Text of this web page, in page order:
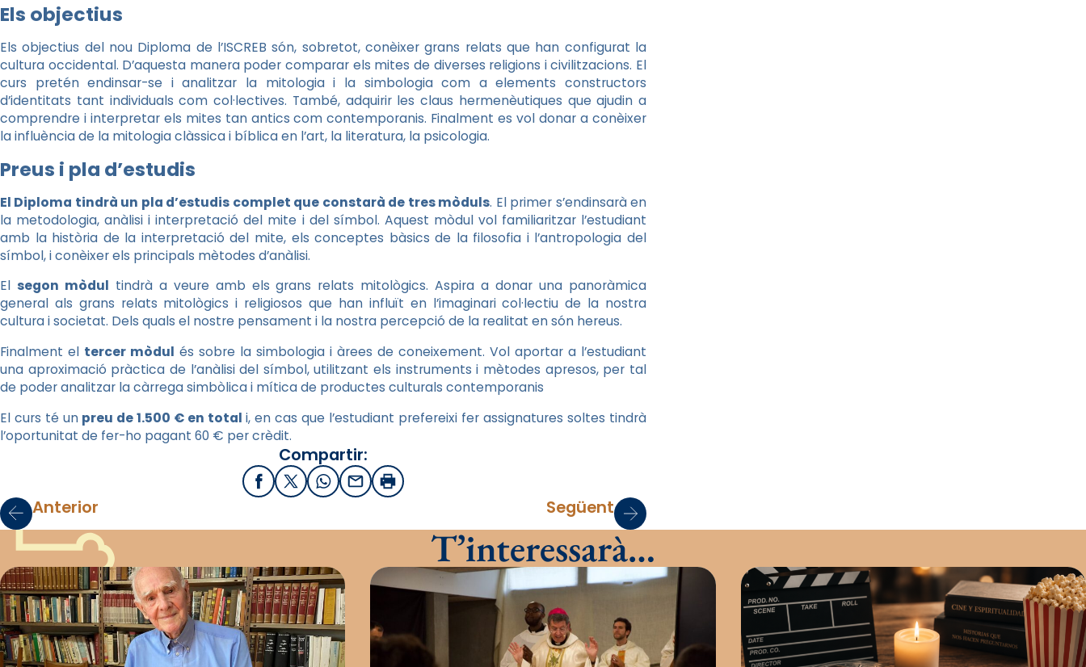
Els objectius
Els objectius del nou Diploma de l’ISCREB són, sobretot, conèixer grans relats que han configurat la
cultura occidental. D’aquesta manera poder comparar els mites de diverses religions i civilitzacions. El
curs pretén endinsar-se i analitzar la mitologia i la simbologia com a elements constructors
d’identitats tant individuals com col·lectives. També, adquirir les claus hermenèutiques que ajudin a
comprendre i interpretar els mites tan antics com contemporanis. Finalment es vol donar a conèixer
la influència de la mitologia clàssica i bíblica en l’art, la literatura, la psicologia.
Preus i pla d’estudis
El Diploma tindrà un pla d’estudis complet que constarà de tres mòduls. El primer s’endinsarà en
la metodologia, anàlisi i interpretació del mite i del símbol. Aquest mòdul vol familiaritzar l’estudiant
amb la història de la interpretació del mite, els conceptes bàsics de la filosofia i l’antropologia del
símbol, i conèixer els principals mètodes d’anàlisi.
El segon mòdul tindrà a veure amb els grans relats mitològics. Aspira a donar una panoràmica
general als grans relats mitològics i religiosos que han influït en l’imaginari col·lectiu de la nostra
cultura i societat. Dels quals el nostre pensament i la nostra percepció de la realitat en són hereus.
Finalment el tercer mòdul és sobre la simbologia i àrees de coneixement. Vol aportar a l’estudiant
una aproximació pràctica de l’anàlisi del símbol, utilitzant els instruments i mètodes apresos, per tal
de poder analitzar la càrrega simbòlica i mítica de productes culturals contemporanis
El curs té unpreu de 1.500 € en total i, en cas que l’estudiant prefereixi fer assignatures soltes tindrà
l’oportunitat de fer-ho pagant 60 € per crèdit.
Compartir:
FacebookX / Twitter
WhatsApp
EmailImprimir
Anterior Següent
T’interessarà…